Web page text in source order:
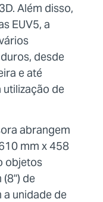
Além disso,
EUV5, a
desde
e até
de
abrangem
mm x 458
objetos
de
a unidade de